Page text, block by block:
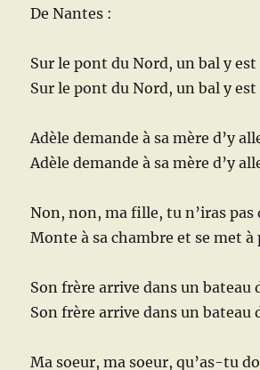
De Nantes :
Sur le pont du Nord, un bal y
Sur le pont du Nord, un bal y
Adèle demande à sa mère d’y
Adèle demande à sa mère d’y
Non, non, ma fille, tu n’iras pas
Monte à sa chambre et se met à
Son frère arrive dans un bateau
Son frère arrive dans un bateau
Ma soeur, ma soeur, qu’as-tu